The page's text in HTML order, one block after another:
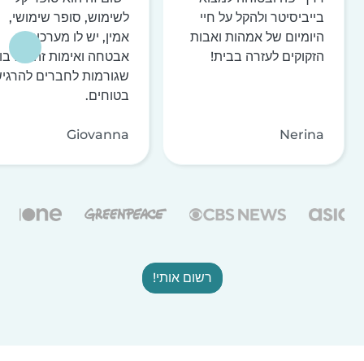
בייביסיטר ולהקל על חיי
היומיום של אמהות ואבות
הזקוקים לעזרה בבית!
Nerina
לשימוש, סופר שימושי,
אמין, יש לו מערכות
אבטחה ואימות זהות
שגורמות לחברים
בטוחים.
Giovanna
רשום אותי!